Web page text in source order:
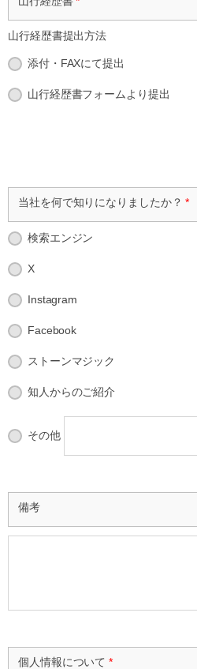
山行経歴書提出方法
添付・FAXにて提出
山行経歴書フォームより提出
当社を何で知りになりましたか？*
検索エンジン
X
Instagram
Facebook
ストーンマジック
知人からのご紹介
その他
備考
個人情報について*